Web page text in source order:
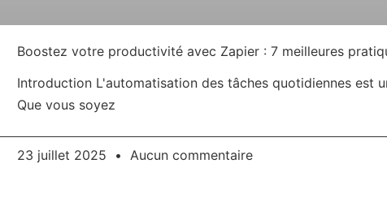
Boostez votre productivité avec Zapier : 7 meilleures
Introduction L'automatisation des tâches quotidiennes est
Que vous soyez
23 juillet 2025 Aucun commentaire